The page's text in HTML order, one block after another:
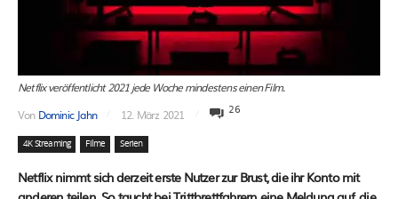
Netflix veröffentlicht 2021 jede Woche mindestens einen Film.
Von Dominic Jahn 12. März 2021 26
4K Streaming Filme Serien
Netflix nimmt sich derzeit erste Nutzer zur Brust, die ihr Konto mit